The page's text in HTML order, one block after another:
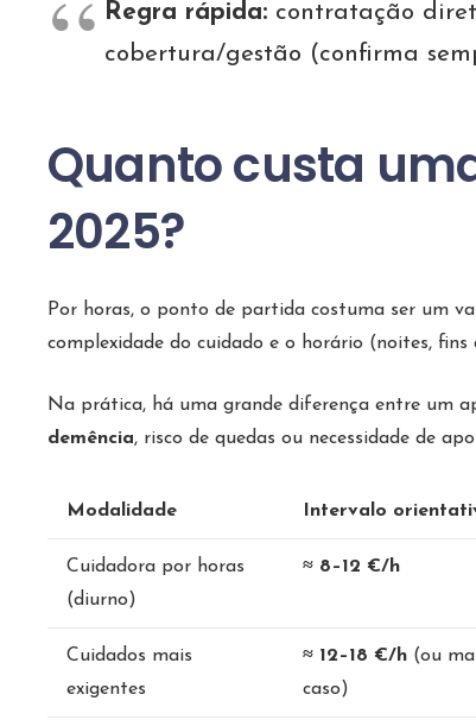
Regra rápida: contratação
cobertura/gestão (confirma
Quanto custa
2025?
Por horas, o ponto de partida costuma ser um
complexidade do cuidado e o horário (noites, fins
Na prática, há uma grande diferença entre um
demência, risco de quedas ou necessidade de
Modalidade Intervalo
Cuidadora por horas
(diurno)
≈ 8–12 €/h
Cuidados mais
exigentes
≈ 12–18 €/h (ou
caso)